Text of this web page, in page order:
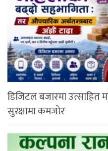
डिजिटल बजारमा उत्साहित
सुरक्षामा कमजोर